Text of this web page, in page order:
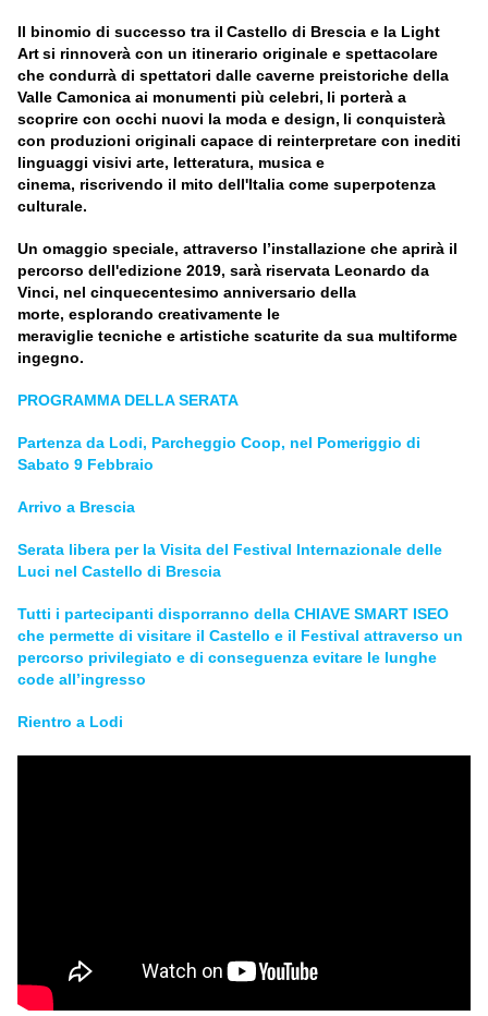
Il binomio di successo tra il Castello di Brescia e la Light
Artsi rinnoverà con un itinerario originale e spettacolare
che condurrà di spettatori dalle caverne preistoriche della
Valle Camonica ai monumenti più celebri, li porterà a
scoprire con occhi nuovi la moda e design, li conquisterà
con produzioni originali capace di reinterpretare con inediti
linguaggi visivi arte, letteratura, musica e
cinema, riscrivendo il mito dell'Italia come superpotenza
culturale.
Un omaggio speciale, attraverso l’installazione che aprirà il
percorso dell'edizione 2019, sarà riservata Leonardo da
Vinci, nel cinquecentesimo anniversario della
morte, esplorando creativamente le
meraviglie tecniche e artistiche scaturite da sua multiforme
ingegno.
PROGRAMMA DELLA SERATA
Partenza da Lodi, Parcheggio Coop, nel Pomeriggio di
Sabato 9 Febbraio
Arrivo a Brescia
Serata libera per la Visita del Festival Internazionale delle
Luci nel Castello di Brescia
Tutti i partecipanti disporranno della CHIAVE SMART ISEO
che permette di visitare il Castello e il Festival attraverso un
percorso privilegiato e di conseguenza evitare le lunghe
code all’ingresso
Rientro a Lodi